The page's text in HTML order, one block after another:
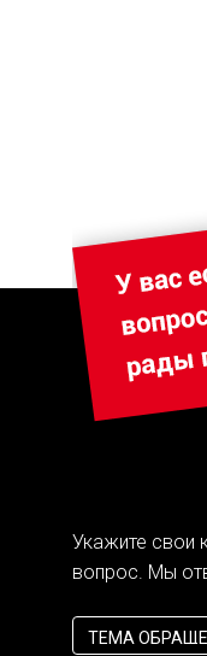
Укажите свои
вопрос. Мы